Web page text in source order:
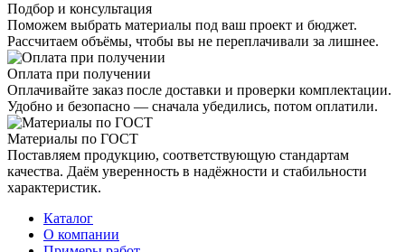
Подбор и консультация
Поможем выбрать материалы под ваш проект и бюджет.
Рассчитаем объёмы, чтобы вы не переплачивали за лишнее.
Оплата при получении
Оплачивайте заказ после доставки и проверки комплектации.
Удобно и безопасно — сначала убедились, потом оплатили.
Материалы по ГОСТ
Поставляем продукцию, соответствующую стандартам
качества. Даём уверенность в надёжности и стабильности
характеристик.
Каталог
О компании